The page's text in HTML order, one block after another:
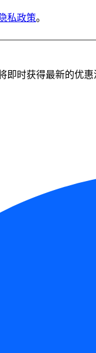
隐私政策。
即时获得最新的优惠